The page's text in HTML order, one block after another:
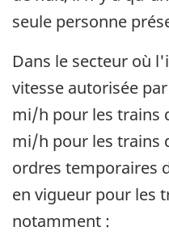
seule personne
Dans le secteur où
vitesse autorisée
mi/h pour les trains
mi/h pour les trains
ordres temporaires
en vigueur pour les
notamment :